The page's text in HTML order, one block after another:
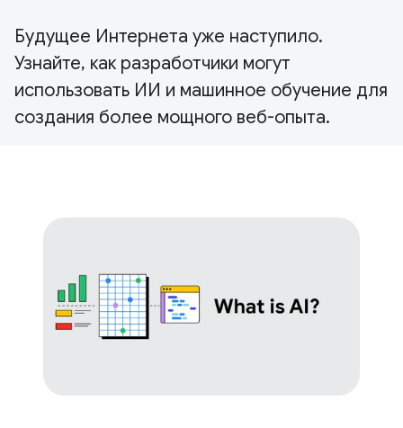
Будущее Интернета уже наступило.
Узнайте, как разработчики могут
использовать ИИ и машинное обучение для
создания более мощного веб-опыта.